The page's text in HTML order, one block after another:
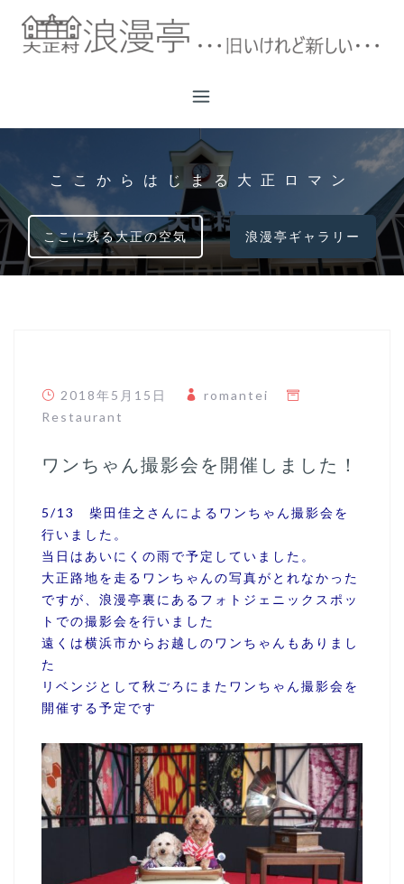
ッ
プ
ここからはじまる大正ロマン
ここに残る大正の空気 浪漫亭ギャラリー
2018年5月15日
romantei
Restaurant
ワンちゃん撮影会を開催しました！
5/13 柴田佳之さんによるワンちゃん撮影会を
行いました。
当日はあいにくの雨で予定していました。
大正路地を走るワンちゃんの写真がとれなかった
ですが、浪漫亭裏にあるフォトジェニックスポッ
トでの撮影会を行いました
遠くは横浜市からお越しのワンちゃんもありまし
た
リベンジとして秋ごろにまたワンちゃん撮影会を
開催する予定です